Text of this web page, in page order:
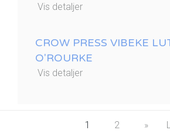
Vis detaljer
CROW PRESS VIBEKE
O'ROURKE
Vis detaljer
1 2 »